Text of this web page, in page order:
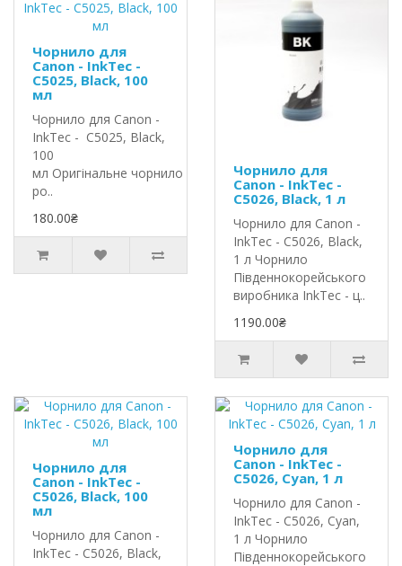
Чорнило для
Canon - InkTec -
C5025, Black, 100
мл
Чорнило для Canon -
InkTec - C5025, Black,
100
мл Оригінальне чорнило InkTec
ро..
180.00₴
Чорнило для
Canon - InkTec -
C5026, Black, 1 л
Чорнило для Canon -
InkTec - C5026, Black,
1 л Чорнило
Південнокорейського
виробника InkTec - ц..
1190.00₴
Чорнило для
Canon - InkTec -
C5026, Black, 100
мл
Чорнило для Canon -
InkTec - C5026, Black,
Чорнило для
Canon - InkTec -
C5026, Cyan, 1 л
Чорнило для Canon -
InkTec - C5026, Cyan,
1 л Чорнило
Південнокорейського